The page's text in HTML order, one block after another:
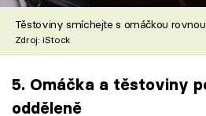
Těstoviny smíchejte s omáčkou rovnou
Zdroj: iStock
5. Omáčka a těstoviny
odděleně